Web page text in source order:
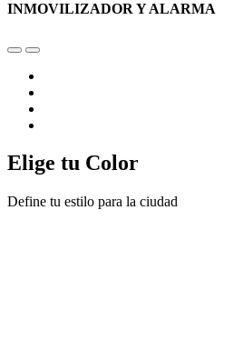
INMOVILIZADOR Y ALARMA
Elige tu Color
Define tu estilo para la ciudad